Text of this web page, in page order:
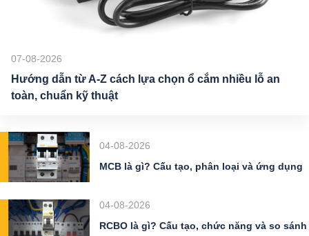
07-08-2026
Hướng dẫn từ A-Z cách lựa chọn ổ cắm nhiều lỗ an
toàn, chuẩn kỹ thuật
04-08-2026
MCB là gì? Cấu tạo, phân loại và ứng dụng
04-08-2026
RCBO là gì? Cấu tạo, chức năng và so sánh